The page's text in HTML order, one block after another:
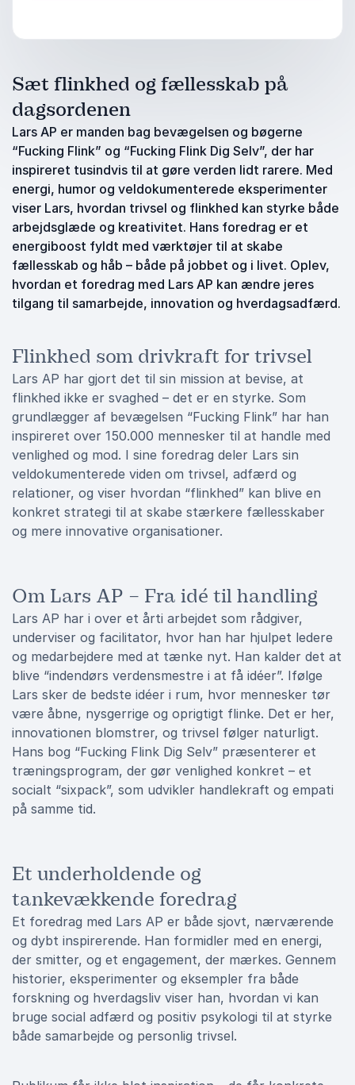
Sæt flinkhed og fællesskab på
dagsordenen
Lars AP er manden bag bevægelsen og bøgerne
“Fucking Flink” og “Fucking Flink Dig Selv”, der har
inspireret tusindvis til at gøre verden lidt rarere. Med
energi, humor og veldokumenterede eksperimenter
viser Lars, hvordan trivsel og flinkhed kan styrke både
arbejdsglæde og kreativitet. Hans foredrag er et
energiboost fyldt med værktøjer til at skabe
fællesskab og håb – både på jobbet og i livet. Oplev,
hvordan et foredrag med Lars AP kan ændre jeres
tilgang til samarbejde, innovation og hverdagsadfærd.
Flinkhed som drivkraft for trivsel
Lars AP har gjort det til sin mission at bevise, at
flinkhed ikke er svaghed – det er en styrke. Som
grundlægger af bevægelsen “Fucking Flink” har han
inspireret over 150.000 mennesker til at handle med
venlighed og mod. I sine foredrag deler Lars sin
veldokumenterede viden om trivsel, adfærd og
relationer, og viser hvordan “flinkhed” kan blive en
konkret strategi til at skabe stærkere fællesskaber
og mere innovative organisationer.
Om Lars AP – Fra idé til handling
Lars AP har i over et årti arbejdet som rådgiver,
underviser og facilitator, hvor han har hjulpet ledere
og medarbejdere med at tænke nyt. Han kalder det at
blive “indendørs verdensmestre i at få idéer”. Ifølge
Lars sker de bedste idéer i rum, hvor mennesker tør
være åbne, nysgerrige og oprigtigt flinke. Det er her,
innovationen blomstrer, og trivsel følger naturligt.
Hans bog “Fucking Flink Dig Selv” præsenterer et
træningsprogram, der gør venlighed konkret – et
socialt “sixpack”, som udvikler handlekraft og empati
på samme tid.
Et underholdende og
tankevækkende foredrag
Et foredrag med Lars AP er både sjovt, nærværende
og dybt inspirerende. Han formidler med en energi,
der smitter, og et engagement, der mærkes. Gennem
historier, eksperimenter og eksempler fra både
forskning og hverdagsliv viser han, hvordan vi kan
bruge social adfærd og positiv psykologi til at styrke
både samarbejde og personlig trivsel.